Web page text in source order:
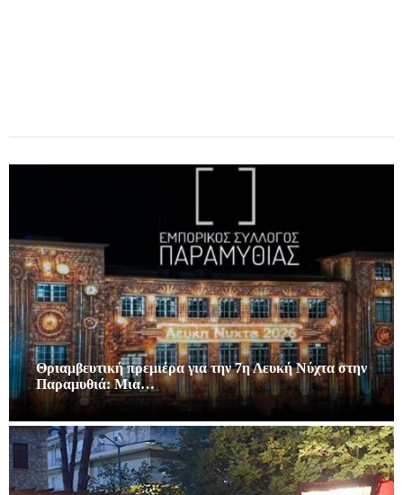
Θριαμβευτική πρεμιέρα για την 7η Λευκή Νύχτα στην
Παραμυθιά: Μια…